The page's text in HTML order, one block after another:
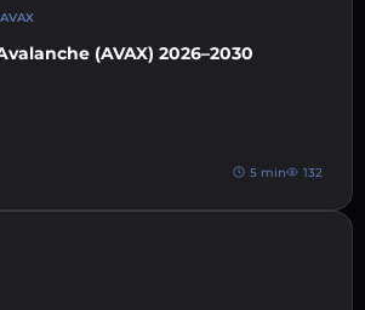
(AVAX) 2026–2030
5 min 132